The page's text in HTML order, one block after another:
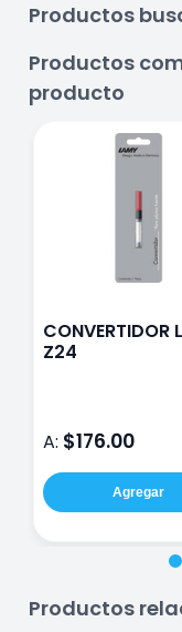
Productos
Productos
producto
CONVERTIDOR
Z24
A: $176.00
Agregar
Productos